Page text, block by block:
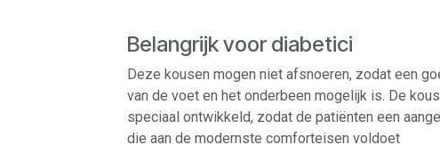
Belangrijk voor diabetici
Deze kousen mogen niet afsnoeren, zodat een
van de voet en het onderbeen mogelijk is. De
speciaal ontwikkeld, zodat de patiënten een
die aan de modernste comforteisen voldoet